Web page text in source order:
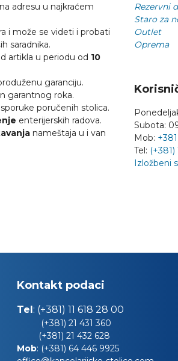
adresu u najkraćem
i može se videti i probati
saradnika.
artikla u periodu od 10
garanciju.
garantnog roka.
poručenih stolica.
enterijerskih radova.
nameštaja u i van
Rezervni
Staro za
Outlet
Oprema
Subota:
Mob:
Tel:
Izložbeni
Kontakt podaci
Tel: (+381) 11 618 28 00
(+381) 21 431 360
(+381) 21 432 628
Mob: (+381) 64 446 9925